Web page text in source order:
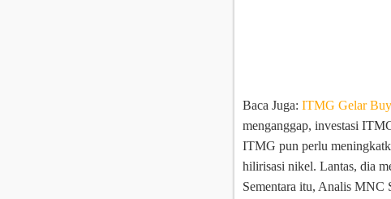
Baca Juga: ITMG Gelar
menganggap, investasi
ITMG pun perlu
hilirisasi nikel. Lantas, dia
Sementara itu, Analis MNC